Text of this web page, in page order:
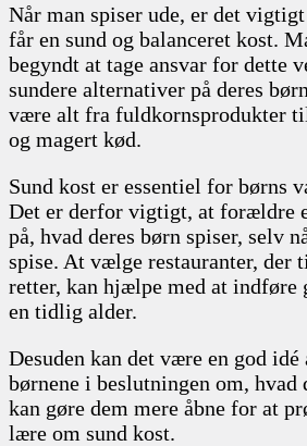
Når man spiser ude, er det
får en sund og balanceret kost.
begyndt at tage ansvar for dette
sundere alternativer på deres
være alt fra fuldkornsprodukter
og magert kød.
Sund kost er essentiel for børns
Det er derfor vigtigt, at forældre
på, hvad deres børn spiser, selv
spise. At vælge restauranter, der
retter, kan hjælpe med at indføre
en tidlig alder.
Desuden kan det være en god
børnene i beslutningen om, hvad
kan gøre dem mere åbne for at
lære om sund kost.